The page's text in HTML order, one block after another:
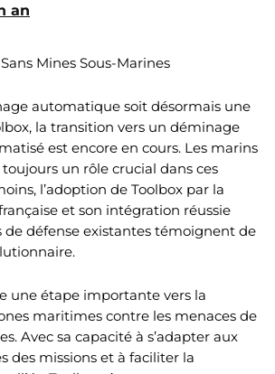
an
Mines Sous-Marines
automatique soit désormais une
la transition vers un déminage
est encore en cours. Les marins
un rôle crucial dans ces
l’adoption de Toolbox par la
et son intégration réussie
de défense existantes témoignent de
une étape importante vers la
maritimes contre les menaces de
Avec sa capacité à s’adapter aux
des missions et à faciliter la